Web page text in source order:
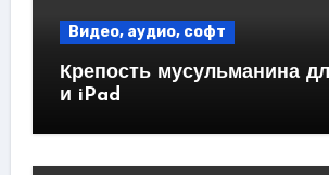
Видео, аудио, софт
Крепость мусульманина
и iPad